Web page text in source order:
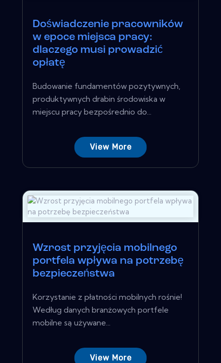
Doświadczenie pracowników
w epoce miejsca pracy:
dlaczego musi prowadzić
opłatę
Budowanie fundamentów pozytywnych,
produktywnych drabin środowiska w
miejscu pracy bezpośrednio do...
View More
Wzrost przyjęcia mobilnego
portfela wpływa na potrzebę
bezpieczeństwa
Korzystanie z płatności mobilnych rośnie!
Według danych branżowych portfele
mobilne są używane...
View More